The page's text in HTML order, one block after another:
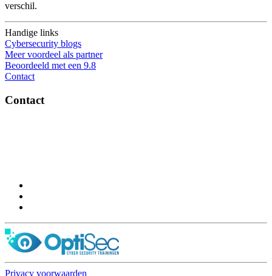
verschil.
Handige links
Cybersecurity blogs
Meer voordeel als partner
Beoordeeld met een 9.8
Contact
Contact
Privacy voorwaarden